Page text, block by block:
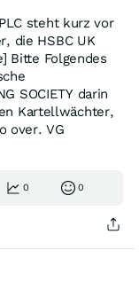
steht kurz vor
die HSBC UK
Bitte Folgendes
SOCIETY darin
Kartellwächter,
over. VG
0 0